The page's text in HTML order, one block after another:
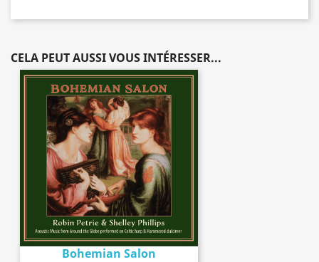
CELA PEUT AUSSI VOUS INTÉRESSER...
Bohemian Salon